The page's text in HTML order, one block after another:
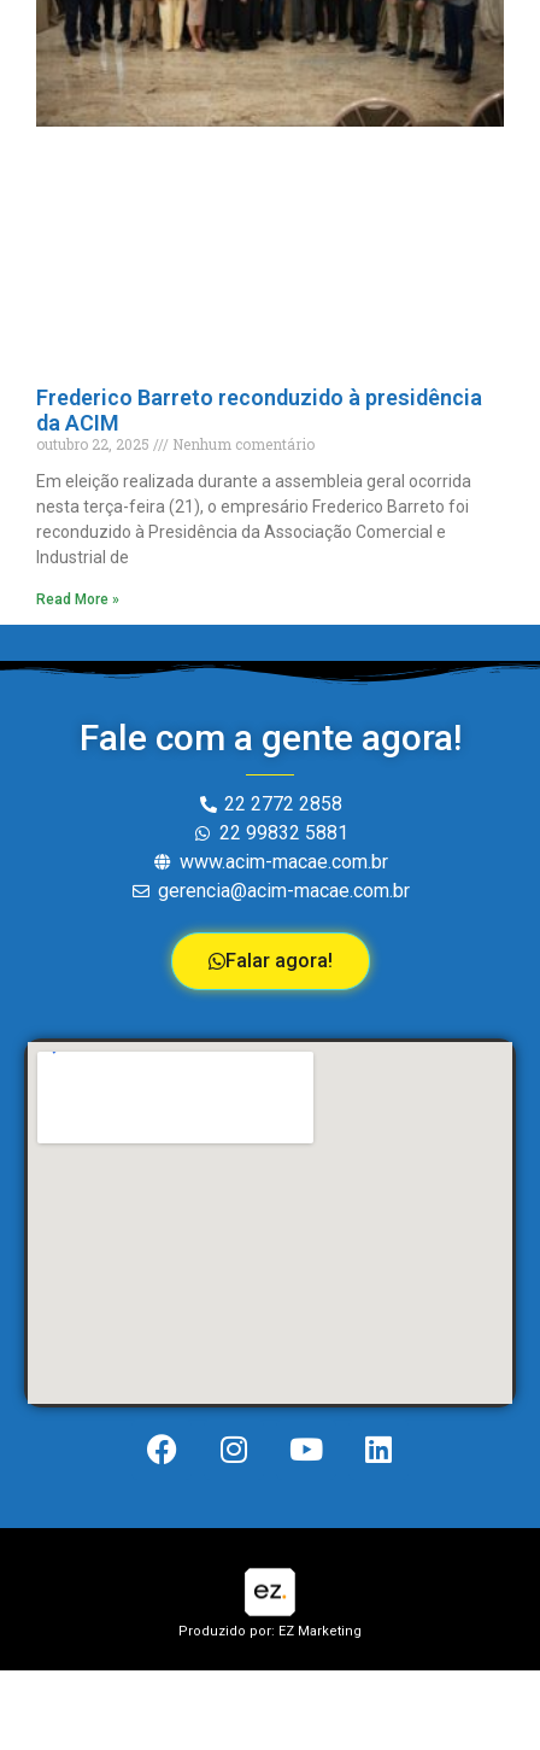
Frederico Barreto reconduzido à presidência
da ACIM
outubro 22, 2025
Nenhum comentário
Em eleição realizada durante a assembleia geral ocorrida
nesta terça-feira (21), o empresário Frederico Barreto foi
reconduzido à Presidência da Associação Comercial e
Industrial de
Read More »
Fale com a gente agora!
22 2772 2858
22 99832 5881
www.acim-macae.com.br
gerencia@acim-macae.com.br
Falar agora!
Produzido por: EZ Marketing